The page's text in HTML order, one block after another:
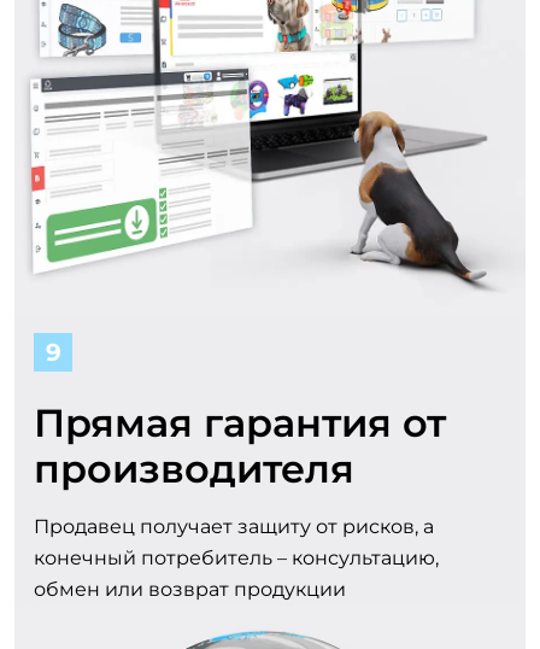
9
Прямая гарантия от
производителя
Продавец получает защиту от рисков, а
конечный потребитель – консультацию,
обмен или возврат продукции